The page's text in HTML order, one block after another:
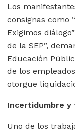
Los
consignas como
Exigimos
de la SEP”,
Educación
de los
otorgue
Incertidumbre y
Uno de los